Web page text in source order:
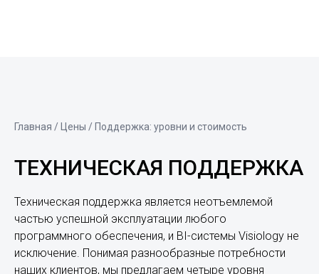
Главная / Цены / Поддержка: уровни и стоимость
ТЕХНИЧЕСКАЯ ПОДДЕРЖКА
Техническая поддержка является неотъемлемой
частью успешной эксплуатации любого
программного обеспечения, и BI-системы Visiology не
исключение. Понимая разнообразные потребности
наших клиентов, мы предлагаем четыре уровня